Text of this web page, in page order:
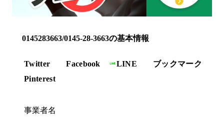
0145283663/0145-28-3663の基本情報
Twitter Facebook LINE
ブックマーク
Pinterest
事業者名